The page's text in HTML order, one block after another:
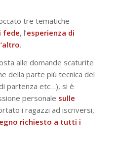
tre tematiche
fede, l’esperienza di
.
alle domande scaturite
della parte più tecnica del
partenza etc…), si è
personale sulle
i ragazzi ad iscriversi,
richiesto a tutti i